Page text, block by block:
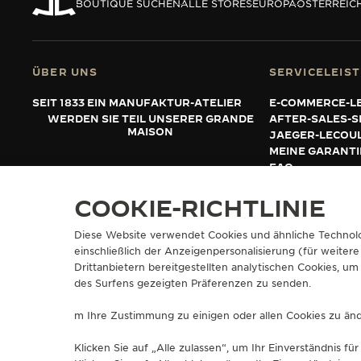
THE STELLAR ODYSSEY
THE PRECISION PIONEER
ALLE VERANSTALTUNGEN
BOUTIQUE SUCHENALLE STORESEUROPA
ÜBER UNS
SEIT 1833 EIN MANUFAKTUR-ATELIER
WERDEN SIE TEIL UNSERER GRANDE
MAISON
E-COMMERCE-
AFTER-SALES-
JAEGER-
MEINE
FAQ
DATENSCHUTZRICHTLINIENUTZUNGSBEDINGUNGEN
WIDERRUFSFORMULAR
COPYRIGHT JAEGER-LECOULTRE 2026
VERSION 102.34.2
COOKIE-RICHTLINIE
Diese Website verwendet Cookies und ähnliche
einschließlich der Anzeigenpersonalisierung (für
Drittanbietern bereitgestellten analytischen Cookies,
des Surfens gezeigten Präferenzen zu senden.
m Ihre Zustimmung zu einigen oder allen Cookies zu
Klicken Sie auf „Alle zulassen“, um Ihr Einverständnis